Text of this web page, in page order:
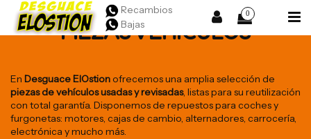
Recambios
Bajas
0
PIEZAS VEHÍCULOS
En Desguace ElOstionofrecemos una amplia selección de
piezas de vehículos usadas y revisadas, listas para su reutilización
con total garantía. Disponemos de repuestos para coches y
furgonetas: motores, cajas de cambio, alternadores, carrocería,
electrónica y mucho más.